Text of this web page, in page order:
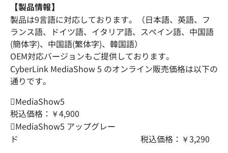
【製品情報】
製品は9言語に対応しております。（日本語、英語、フ
ランス語、ドイツ語、イタリア語、スペイン語、中国語
(簡体字)、中国語(繁体字)、韓国語）
OEM対応バージョンもご提供しております。
CyberLink MediaShow 5 のオンライン販売価格は以下の
通りです。
税込価格：￥4,900
MediaShow5 アップグレー
ド 税込価格：￥3,290